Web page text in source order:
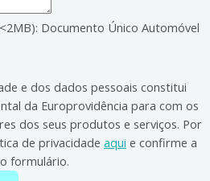
Documento Único Automóvel
e dos dados pessoais constitui
da Europrovidência para com os
dos seus produtos e serviços. Por
de privacidade aqui e confirme a
formulário.